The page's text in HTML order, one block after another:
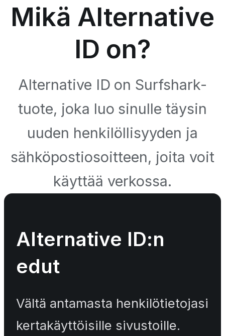
Mikä Alternative
ID on?
Alternative ID on Surfshark-
tuote, joka luo sinulle täysin
uuden henkilöllisyyden ja
sähköpostiosoitteen, joita voit
käyttää verkossa.
Alternative ID:n
edut
Vältä antamasta henkilötietojasi
kertakäyttöisille sivustoille.